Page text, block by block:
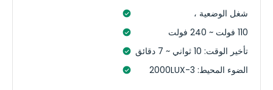
شغل الوضعية ،
110 فولت ~ 240 فولت
تأخير الوقت: 10 ثواني ~ 7 دقائق
الضوء المحيط: 3-2000LUX